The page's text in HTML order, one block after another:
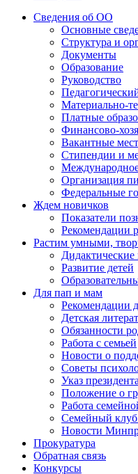
Сведения об ОО
Основные
Структура и
Документы
Образование
Руководство
Материально-
Платные
Финансово-
Вакантные
Стипендии и
Организация
Федеральные
Ждем новичков
Показатели
Рекомендации
Растим умными,
Развитие детей
Для пап и мам
Рекомендации
Детская
Обязанности
Работа с семьей
Новости о
Советы
Указ
Положение о
Работа
Семейный
Новости
Прокуратура
Обратная связь
Конкурсы